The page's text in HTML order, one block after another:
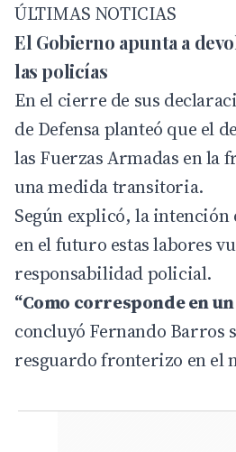
ÚLTIMAS NOTICIAS
El Gobierno apunta a
las policías
En el cierre de sus
de Defensa planteó que el
las Fuerzas Armadas en la
una medida transitoria.
Según explicó, la intención
en el futuro estas labores
responsabilidad policial.
“Como corresponde en
concluyó Fernando Barros
resguardo fronterizo en el